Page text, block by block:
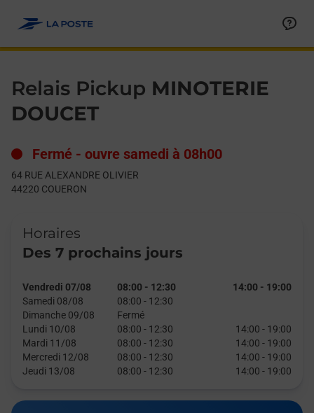
Relais Pickup MINOTERIE
DOUCET
Fermé - ouvre samedi à 08h00
64 RUE ALEXANDRE OLIVIER
44220 COUERON
Horaires
Des 7 prochains jours
Vendredi 07/08 08:00 - 12:30 14:00 - 19:00
Samedi 08/08
08:00 - 12:30
Dimanche 09/08
Fermé
Lundi 10/08
08:00 - 12:30 14:00 - 19:00
Mardi 11/08
08:00 - 12:30 14:00 - 19:00
Mercredi 12/08
08:00 - 12:30 14:00 - 19:00
Jeudi 13/08
08:00 - 12:30 14:00 - 19:00